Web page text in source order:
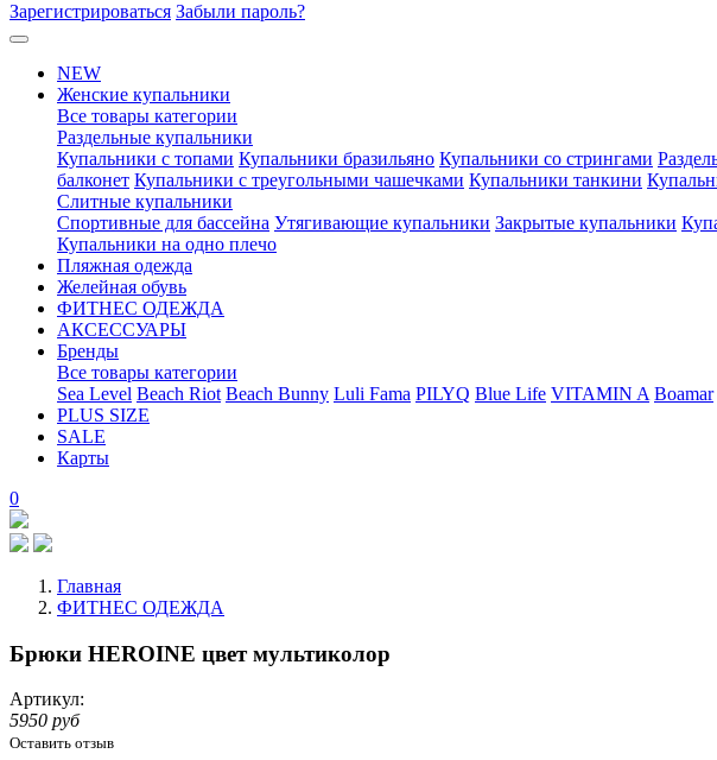
Зарегистрироваться Забыли пароль?
NEW
Женские купальники
Все товары категории
Раздельные купальники
Купальники с топами Купальники бразильяно Купальники со стрингами
балконет Купальники с треугольными чашечками Купальники танкини
Слитные купальники
Спортивные для бассейна Утягивающие купальники Закрытые купальники
Купальники на одно плечо
Пляжная одежда
Желейная обувь
ФИТНЕС ОДЕЖДА
АКСЕССУАРЫ
Бренды
Все товары категории
Sea Level Beach Riot Beach Bunny Luli Fama PILYQ Blue Life VITAMIN A Boamar
PLUS SIZE
SALE
Карты
0
Главная
ФИТНЕС ОДЕЖДА
Брюки HEROINE цвет мультиколор
Артикул:
5950 руб
Оставить отзыв